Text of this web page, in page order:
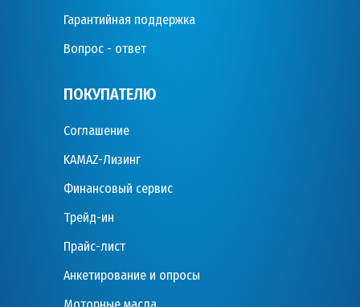
Гарантийная поддержка
Вопрос - ответ
ПОКУПАТЕЛЮ
Соглашение
KAMAZ-Лизинг
Финансовый сервис
Трейд-ин
Прайс-лист
Анкетирование и опросы
Моторные масла